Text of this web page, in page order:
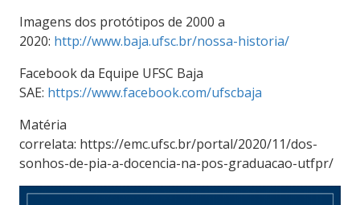
Imagens dos protótipos de 2000 a
2020: http://www.baja.ufsc.br/nossa-historia/
Facebook da Equipe UFSC Baja
SAE: https://www.facebook.com/ufscbaja
Matéria
correlata: https://emc.ufsc.br/portal/2020/11/dos-
sonhos-de-pia-a-docencia-na-pos-graduacao-utfpr/